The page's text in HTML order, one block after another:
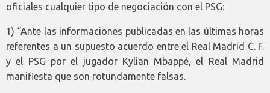
oficiales cualquier tipo de negociación con el PSG:
1) “Ante las informaciones publicadas en las últimas horas
referentes a un supuesto acuerdo entre el Real Madrid C. F.
y el PSG por el jugador Kylian Mbappé, el Real Madrid
manifiesta que son rotundamente falsas.